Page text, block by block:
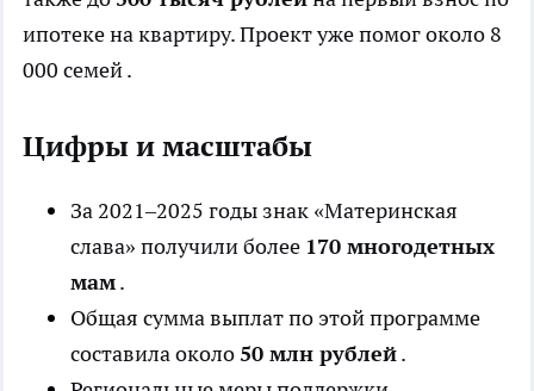
ипотеке на квартиру. Проект уже помог около 8
000 семей .
Цифры и масштабы
За 2021–2025 годы знак «Материнская
слава» получили более 170 многодетных
мам.
Общая сумма выплат по этой программе
составила около 50 млн рублей.